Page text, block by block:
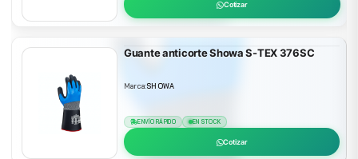
Cotizar
Guante anticorte Showa S-TEX 376SC
Marca:SHOWA
ENVÍO RÁPIDO EN STOCK
Cotizar